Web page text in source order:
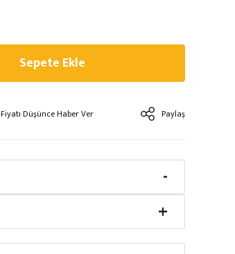
Sepete Ekle
Fiyatı Düşünce Haber Ver Paylaş